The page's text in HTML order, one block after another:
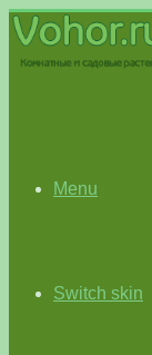
Menu
Switch skin